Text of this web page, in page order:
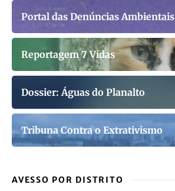
Portal das Denúncias Ambientais
Reportagem 7 Vidas
Dossier: Águas do Planalto
Tribuna Contra o Extrativismo
AVESSO POR DISTRITO